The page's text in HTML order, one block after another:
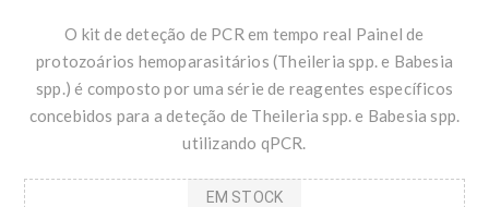
O kit de deteção de PCR em tempo real Painel de
protozoários hemoparasitários (Theileria spp. e Babesia
spp.) é composto por uma série de reagentes específicos
concebidos para a deteção de Theileria spp. e Babesia spp.
utilizando qPCR.
EM STOCK